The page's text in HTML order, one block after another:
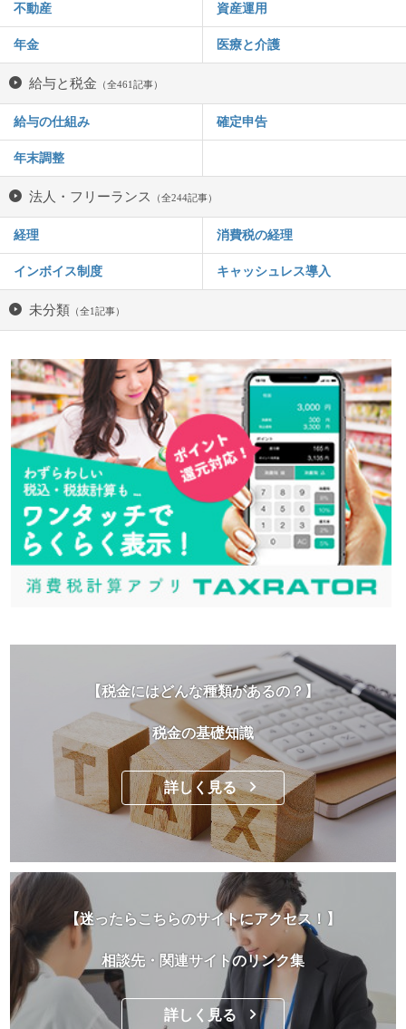
不動産 資産運用
年金 医療と介護
給与と税金 （全461記事）
給与の仕組み 確定申告
年末調整
法人・フリーランス （全244記事）
経理 消費税の経理
インボイス制度 キャッシュレス導入
未分類 （全1記事）
【税金にはどんな種類があるの？】
税金の基礎知識
詳しく見る
【迷ったらこちらのサイトにアクセス！】
相談先・関連サイトのリンク集
詳しく見る